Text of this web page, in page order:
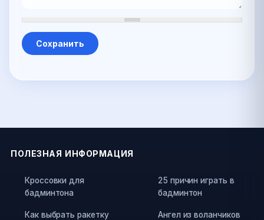
ПОЛЕЗНАЯ ИНФОРМАЦИЯ
Кроссовки для
бадминтона
Как выбрать ракетку
25 причин играть в
бадминтон
Ангел из воланчиков